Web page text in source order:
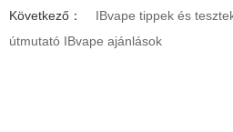
Következő：
IBvape tippek és
útmutató IBvape ajánlások